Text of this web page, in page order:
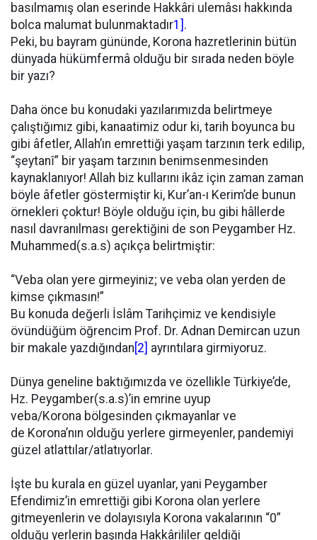
basılmamış olan eserinde Hakkâri ulemâsı hakkında
bolca malumat bulunmaktadır1] .
Peki, bu bayram gününde, Korona hazretlerinin bütün
dünyada hükümfermâ olduğu bir sırada neden böyle
bir yazı?
Daha önce bu konudaki yazılarımızda belirtmeye
çalıştığımız gibi, kanaatimiz odur ki, tarih boyunca bu
gibi âfetler, Allah’ın emrettiği yaşam tarzının terk edilip,
“şeytanȋ” bir yaşam tarzının benimsenmesinden
kaynaklanıyor! Allah biz kullarını ikâz için zaman zaman
böyle âfetler göstermiştir ki, Kur’an-ı Kerim’de bunun
örnekleri çoktur! Böyle olduğu için, bu gibi hâllerde
nasıl davranılması gerektiğini de son Peygamber Hz.
Muhammed(s.a.s) açıkça belirtmiştir:
“Veba olan yere girmeyiniz; ve veba olan yerden de
kimse çıkmasın!”
Bu konuda değerli İslâm Tarihçimiz ve kendisiyle
övündüğüm öğrencim Prof. Dr. Adnan Demircan uzun
bir makale yazdığından [2] ayrıntılara girmiyoruz.
Dünya geneline baktığımızda ve özellikle Türkiye’de,
Hz. Peygamber(s.a.s)’in emrine uyup
veba/Korona bölgesinden çıkmayanlar ve
de Korona’nın olduğu yerlere girmeyenler, pandemiyi
güzel atlattılar/atlatıyorlar.
İşte bu kurala en güzel uyanlar, yani Peygamber
Efendimiz’in emrettiği gibi Korona olan yerlere
gitmeyenlerin ve dolayısıyla Korona vakalarının “0”
olduğu yerlerin başında Hakkârililer geldiği